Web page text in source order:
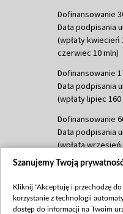
Dofinansowanie
Data podpisania
(wpłaty kwiecień
czerwiec 10 mln)
Dofinansowanie
Data podpisania
(wpłaty lipiec
Dofinansowanie
Data podpisania
(wpłata wrzesień
Dofinansowanie
(wpłata wrzesień
mln, listopad 265
Szanujemy Twoją
Kliknij "Akceptuję i przechodzę
korzystanie z technologii
dostęp do informacji na Twoim